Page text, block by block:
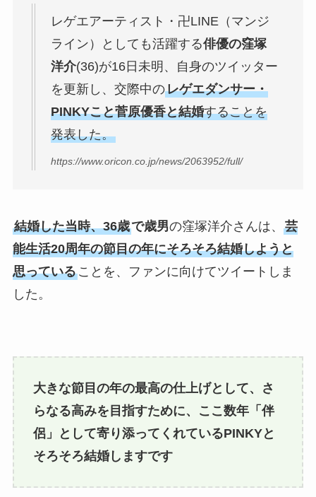
レゲエアーティスト・卍LINE（マンジ
ライン）としても活躍する俳優の窪塚
洋介(36)が16日未明、自身のツイッター
を更新し、交際中のレゲエダンサー・
PINKYこと菅原優香と結婚することを
発表した。
https://www.oricon.co.jp/news/2063952/full/
結婚した当時、36歳で歳男の窪塚洋介さんは、 芸
能生活20周年の節目の年にそろそろ結婚しようと
思っていることを、ファンに向けてツイートしま
した。
大きな節目の年の最高の仕上げとして、さ
らなる高みを目指すために、ここ数年「伴
侶」として寄り添ってくれているPINKYと
そろそろ結婚しますです